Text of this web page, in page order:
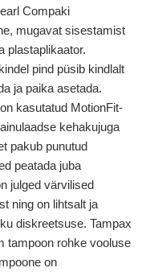
Compaki
mugavat sisestamist
plastaplikaator.
pind püsib kindlalt
ja paika asetada.
kasutatud MotionFit-
kehakujuga
pakub punutud
peatada juba
julged värvilised
ning on lihtsalt ja
diskreetsuse. Tampax
tampoon rohke vooluse
on